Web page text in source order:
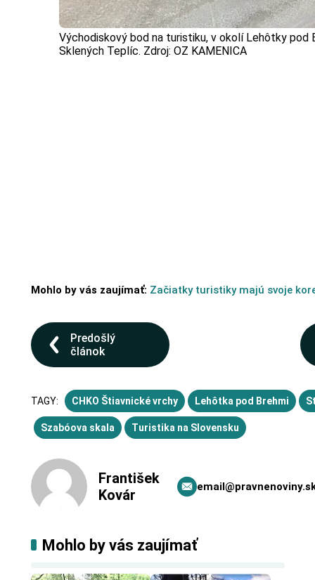
Východiskový bod na turistiku, v okolí Lehôtky pod
Sklených Teplíc. Zdroj: OZ KAMENICA
Mohlo by vás zaujímať: Začiatky turistiky majú svoje
Predošlý
článok
TAGY: CHKO Štiavnické vrchy Lehôtka pod Brehmi
Szabóova skala Turistika na Slovensku
František
Kovár
Mohlo by vás zaujímať